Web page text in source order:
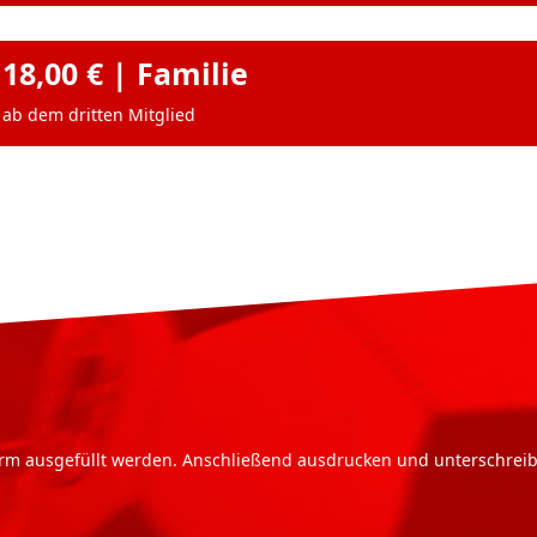
18,00 € | Familie
ab dem dritten Mitglied
ausgefüllt werden. Anschließend ausdrucken und